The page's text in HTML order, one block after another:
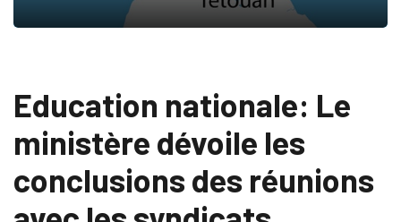
Education nationale: Le
ministère dévoile les
conclusions des réunions